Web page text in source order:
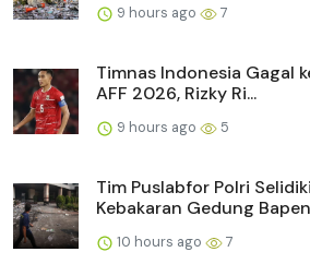
9 hours ago 7
Timnas Indonesia Gagal
AFF 2026, Rizky Ri...
9 hours ago 5
Tim Puslabfor Polri
Kebakaran Gedung
10 hours ago 7